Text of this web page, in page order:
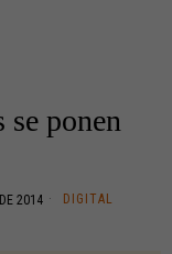
ponen
2014
DIGITAL